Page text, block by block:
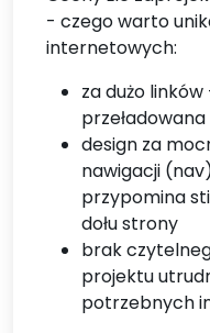
- czego warto
internetowych:
za dużo
design za
nawigacji
przypomina
dołu strony
brak
projektu
potrzebnych